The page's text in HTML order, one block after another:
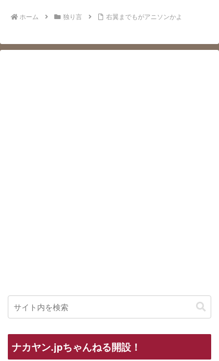
ホーム 独り言 右翼までもがアニソンかよ
ナカヤン.jpちゃんねる開設！